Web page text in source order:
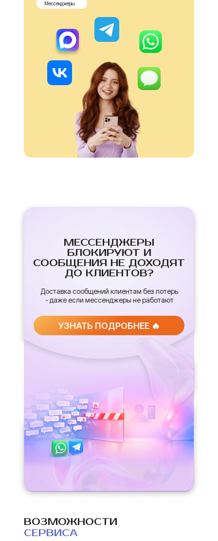
Мессенджеры
УЗНАТЬ ПОДРОБНЕЕ 🔥
МЕССЕНДЖЕРЫ
БЛОКИРУЮТ И
СООБЩЕНИЯ НЕ ДОХОДЯТ
ДО КЛИЕНТОВ?
Доставка сообщений клиентам без потерь
- даже если мессенджеры не работают
ВОЗМОЖНОСТИ
СЕРВИСА